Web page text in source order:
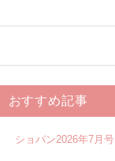
おすすめ記事
ショパン2026年7月号